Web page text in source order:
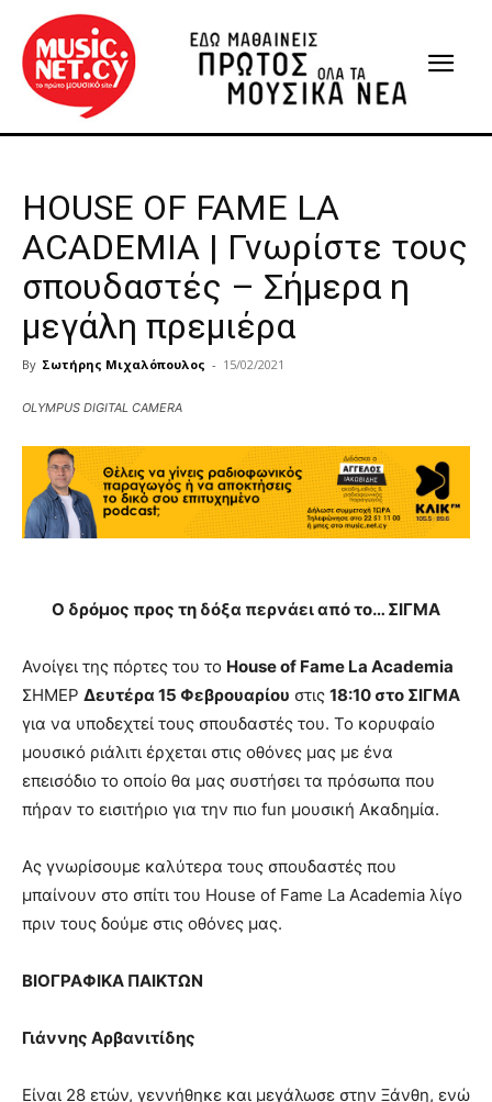
HOUSE OF FAME LA
ACADEMIA | Γνωρίστε τους
σπουδαστές – Σήμερα η
μεγάλη πρεμιέρα
By Σωτήρης Μιχαλόπουλος - 15/02/2021
OLYMPUS DIGITAL CAMERA
Ο δρόμος προς τη δόξα περνάει από το… ΣΙΓΜΑ
Ανοίγει της πόρτες του το House of Fame La Academia
ΣΗΜΕΡ Δευτέρα 15 Φεβρουαρίου στις 18:10 στο ΣΙΓΜΑ
για να υποδεχτεί τους σπουδαστές του. Το κορυφαίο
μουσικό ριάλιτι έρχεται στις οθόνες μας με ένα
επεισόδιο το οποίο θα μας συστήσει τα πρόσωπα που
πήραν το εισιτήριο για την πιο fun μουσική Ακαδημία.
Ας γνωρίσουμε καλύτερα τους σπουδαστές που
μπαίνουν στο σπίτι του House of Fame La Academia λίγο
πριν τους δούμε στις οθόνες μας.
ΒΙΟΓΡΑΦΙΚΑ ΠΑΙΚΤΩΝ
Γιάννης Αρβανιτίδης
Είναι 28 ετών, γεννήθηκε και μεγάλωσε στην Ξάνθη, ενώ